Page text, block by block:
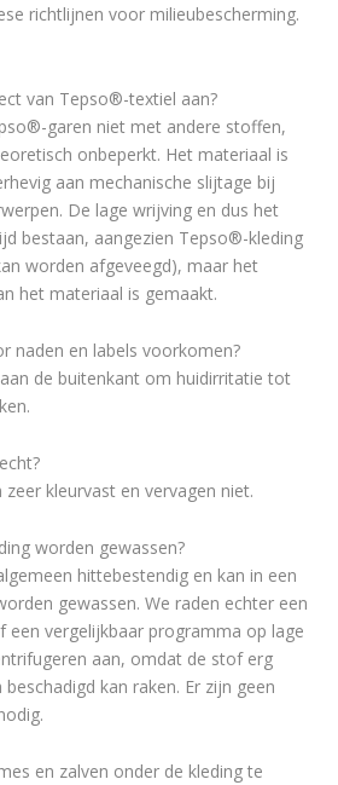
richtlijnen voor milieubescherming.
van Tepso®-textiel aan?
garen niet met andere stoffen,
onbeperkt. Het materiaal is
aan mechanische slijtage bij
De lage wrijving en dus het
bestaan, aangezien Tepso®-kleding
worden afgeveegd), maar het
het materiaal is gemaakt.
naden en labels voorkomen?
de buitenkant om huidirritatie tot
kleurvast en vervagen niet.
worden gewassen?
hittebestendig en kan in een
gewassen. We raden echter een
een vergelijkbaar programma op lage
aan, omdat de stof erg
kan raken. Er zijn geen
en zalven onder de kleding te